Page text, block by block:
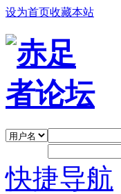
设为首页收藏本站
快捷导航